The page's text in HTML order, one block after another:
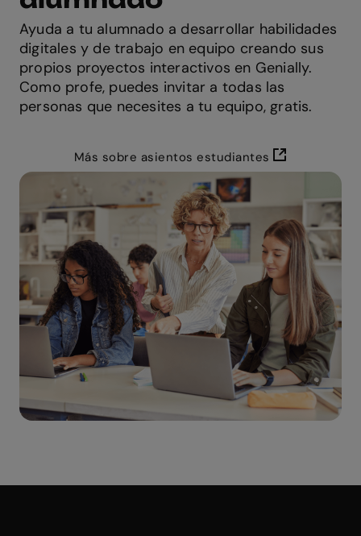
Ayuda a tu alumnado a desarrollar habilidades
digitales y de trabajo en equipo creando sus
propios proyectos interactivos en Genially.
Como profe, puedes invitar a todas las
personas que necesites a tu equipo, gratis.
Más sobre asientos estudiantes